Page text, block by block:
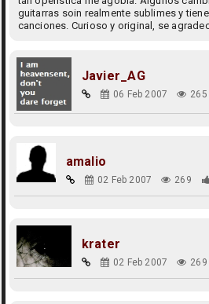
guitarras soin realmente sublimes y
canciones. Curioso y original, se
Javier_AG
06 Feb 2007 265
amalio
02 Feb 2007 269
krater
02 Feb 2007 269